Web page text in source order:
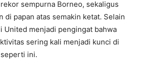
sempurna Borneo, sekaligus
di papan atas semakin ketat. Selain
United menjadi pengingat bahwa
sering kali menjadi kunci di
ini.